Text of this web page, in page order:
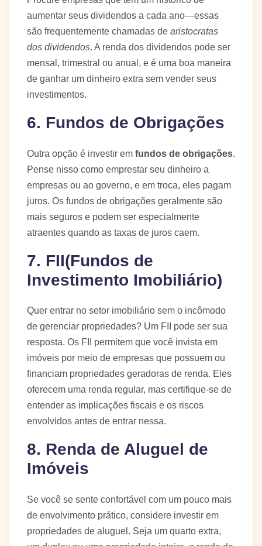
aumentar seus dividendos a cada ano—essas
são frequentemente chamadas de aristocratas
dos dividendos. A renda dos dividendos pode ser
mensal, trimestral ou anual, e é uma boa maneira
de ganhar um dinheiro extra sem vender seus
investimentos.
6. Fundos de Obrigações
Outra opção é investir em fundos de obrigações.
Pense nisso como emprestar seu dinheiro a
empresas ou ao governo, e em troca, eles pagam
juros. Os fundos de obrigações geralmente são
mais seguros e podem ser especialmente
atraentes quando as taxas de juros caem.
7. FII(Fundos de
Investimento Imobiliário)
Quer entrar no setor imobiliário sem o incômodo
de gerenciar propriedades? Um FII pode ser sua
resposta. Os FII permitem que você invista em
imóveis por meio de empresas que possuem ou
financiam propriedades geradoras de renda. Eles
oferecem uma renda regular, mas certifique-se de
entender as implicações fiscais e os riscos
envolvidos antes de entrar nessa.
8. Renda de Aluguel de
Imóveis
Se você se sente confortável com um pouco mais
de envolvimento prático, considere investir em
propriedades de aluguel. Seja um quarto extra,